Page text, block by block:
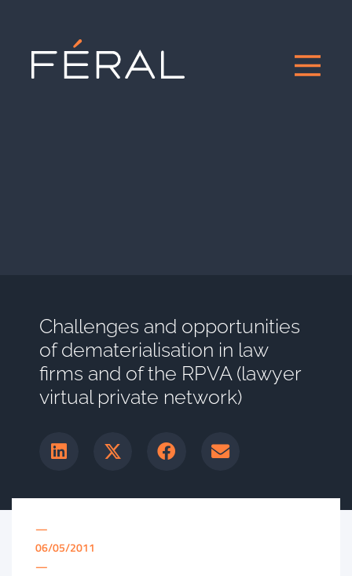
Challenges and opportunities
of dematerialisation in law
firms and of the RPVA (lawyer
virtual private network)
—
06/05/2011
—